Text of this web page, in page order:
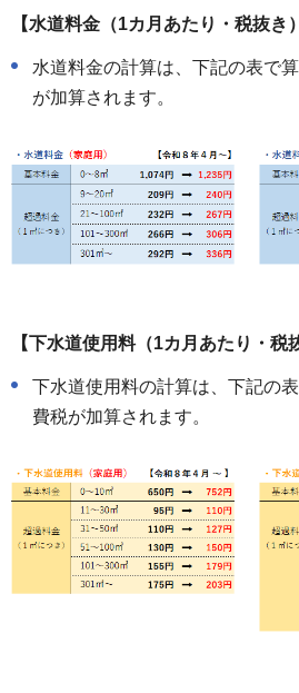
【水道料金（1カ月あたり・税抜き
水道料金の計算は、下記の表で
が加算されます。
【下水道使用料（1カ月あたり・税
下水道使用料の計算は、下記の
費税が加算されます。